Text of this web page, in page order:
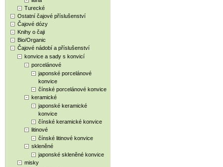
Turecké
Ostatní čajové příslušenství
Čajové dózy
Knihy o čaji
Bio/Organic
Čajové nádobí a příslušenství
konvice a sady s konvicí
porcelánové
japonské porcelánové
konvice
čínské porcelánové konvice
keramické
japonské keramické
konvice
čínské keramické konvice
litinové
čínské litinové konvice
skleněné
japonské skleněné konvice
misky